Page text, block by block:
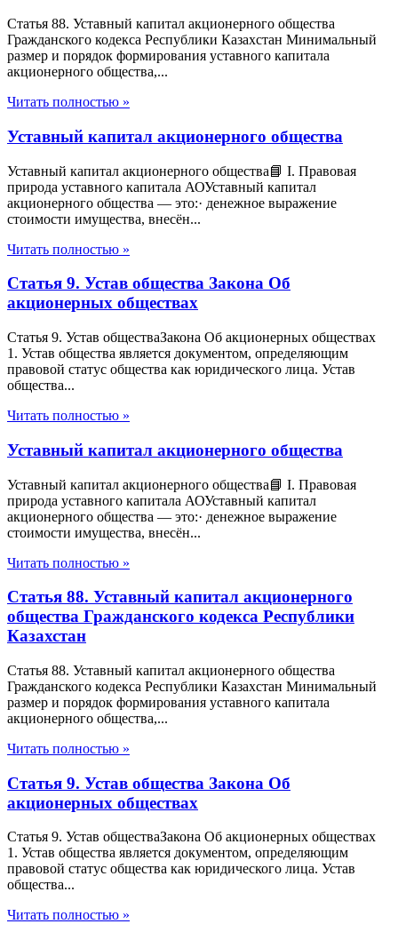
Статья 88. Уставный капитал акционерного общества
Гражданского кодекса Республики Казахстан Минимальный
размер и порядок формирования уставного капитала
акционерного общества,...
Читать полностью »
Уставный капитал акционерного общества
Уставный капитал акционерного общества📘 I. Правовая
природа уставного капитала АОУставный капитал
акционерного общества — это:· денежное выражение
стоимости имущества, внесён...
Читать полностью »
Статья 9. Устав общества Закона Об
акционерных обществах
Статья 9. Устав обществаЗакона Об акционерных обществах
1. Устав общества является документом, определяющим
правовой статус общества как юридического лица. Устав
общества...
Читать полностью »
Уставный капитал акционерного общества
Уставный капитал акционерного общества📘 I. Правовая
природа уставного капитала АОУставный капитал
акционерного общества — это:· денежное выражение
стоимости имущества, внесён...
Читать полностью »
Статья 88. Уставный капитал акционерного
общества Гражданского кодекса Республики
Казахстан
Статья 88. Уставный капитал акционерного общества
Гражданского кодекса Республики Казахстан Минимальный
размер и порядок формирования уставного капитала
акционерного общества,...
Читать полностью »
Статья 9. Устав общества Закона Об
акционерных обществах
Статья 9. Устав обществаЗакона Об акционерных обществах
1. Устав общества является документом, определяющим
правовой статус общества как юридического лица. Устав
общества...
Читать полностью »